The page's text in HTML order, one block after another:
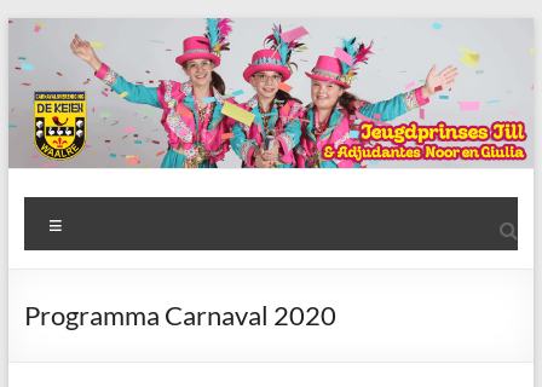
Ga
naar
de
inhoud
AWC
de
Keien
Programma Carnaval 2020